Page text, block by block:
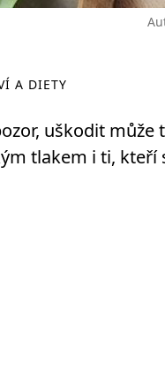
A DIETY
uškodit může
tlakem i ti, kteří